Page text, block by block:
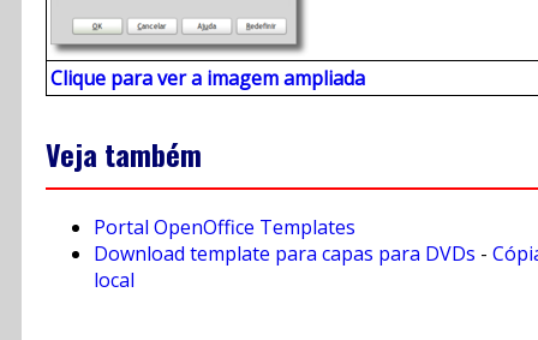
Clique para ver a imagem ampliada
Veja também
Portal OpenOffice Templates
Download template para capas para DVDs -
local